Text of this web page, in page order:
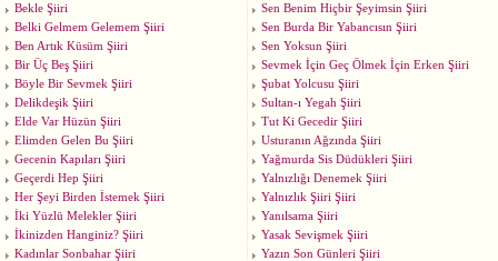
Bekle Şiiri
Belki Gelmem Gelemem Şiiri
Ben Artık Küsüm Şiiri
Bir Üç Beş Şiiri
Böyle Bir Sevmek Şiiri
Delikdeşik Şiiri
Elde Var Hüzün Şiiri
Elimden Gelen Bu Şiiri
Gecenin Kapıları Şiiri
Geçerdi Hep Şiiri
Her Şeyi Birden İstemek Şiiri
İki Yüzlü Melekler Şiiri
İkinizden Hanginiz? Şiiri
Kadınlar Sonbahar Şiiri
Sen Benim Hiçbir Şeyimsin Şiiri
Sen Burda Bir Yabancısın Şiiri
Sen Yoksun Şiiri
Sevmek İçin Geç Ölmek İçin Erken Şiiri
Şubat Yolcusu Şiiri
Sultan-ı Yegah Şiiri
Tut Ki Gecedir Şiiri
Usturanın Ağzında Şiiri
Yağmurda Sis Düdükleri Şiiri
Yalnızlığı Denemek Şiiri
Yalnızlık Şiiri Şiiri
Yanılsama Şiiri
Yasak Sevişmek Şiiri
Yazın Son Günleri Şiiri